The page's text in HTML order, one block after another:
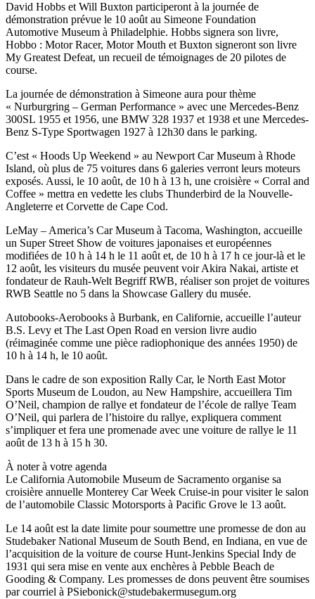
David Hobbs et Will Buxton participeront à la journée de
démonstration prévue le 10 août au Simeone Foundation
Automotive Museum à Philadelphie. Hobbs signera son livre,
Hobbo : Motor Racer, Motor Mouth et Buxton signeront son livre
My Greatest Defeat, un recueil de témoignages de 20 pilotes de
course.
La journée de démonstration à Simeone aura pour thème
« Nurburgring – German Performance » avec une Mercedes-Benz
300SL 1955 et 1956, une BMW 328 1937 et 1938 et une Mercedes-
Benz S-Type Sportwagen 1927 à 12h30 dans le parking.
C’est « Hoods Up Weekend » au Newport Car Museum à Rhode
Island, où plus de 75 voitures dans 6 galeries verront leurs moteurs
exposés. Aussi, le 10 août, de 10 h à 13 h, une croisière « Corral and
Coffee » mettra en vedette les clubs Thunderbird de la Nouvelle-
Angleterre et Corvette de Cape Cod.
LeMay – America’s Car Museum à Tacoma, Washington, accueille
un Super Street Show de voitures japonaises et européennes
modifiées de 10 h à 14 h le 11 août et, de 10 h à 17 h ce jour-là et le
12 août, les visiteurs du musée peuvent voir Akira Nakai, artiste et
fondateur de Rauh-Welt Begriff RWB, réaliser son projet de voitures
RWB Seattle no 5 dans la Showcase Gallery du musée.
Autobooks-Aerobooks à Burbank, en Californie, accueille l’auteur
B.S. Levy et The Last Open Road en version livre audio
(réimaginée comme une pièce radiophonique des années 1950) de
10 h à 14 h, le 10 août.
Dans le cadre de son exposition Rally Car, le North East Motor
Sports Museum de Loudon, au New Hampshire, accueillera Tim
O’Neil, champion de rallye et fondateur de l’école de rallye Team
O’Neil, qui parlera de l’histoire du rallye, expliquera comment
s’impliquer et fera une promenade avec une voiture de rallye le 11
août de 13 h à 15 h 30.
À noter à votre agenda
Le California Automobile Museum de Sacramento organise sa
croisière annuelle Monterey Car Week Cruise-in pour visiter le salon
de l’automobile Classic Motorsports à Pacific Grove le 13 août.
Le 14 août est la date limite pour soumettre une promesse de don au
Studebaker National Museum de South Bend, en Indiana, en vue de
l’acquisition de la voiture de course Hunt-Jenkins Special Indy de
1931 qui sera mise en vente aux enchères à Pebble Beach de
Gooding & Company. Les promesses de dons peuvent être soumises
par courriel à PSiebonick@studebakermusegum.org